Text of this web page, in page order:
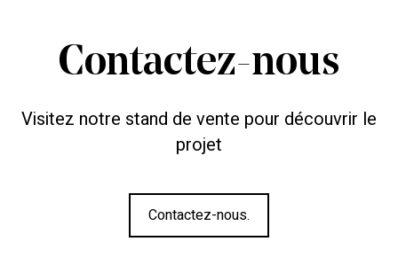
Contactez-nous
Visitez notre stand de vente pour découvrir le
projet
Contactez-nous.